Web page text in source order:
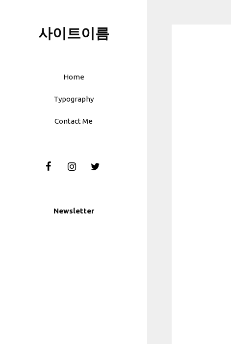
사이트이름
Home
Typography
Contact Me
Newsletter